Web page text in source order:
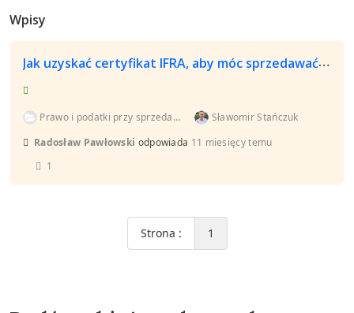
Wpisy
Jak uzyskać certyfikat IFRA, aby móc sprzedawać olejek lawendowy?
Prawo i podatki przy sprzedaży produktów z lawendy...
Sławomir Stańczuk
Radosław Pawłowski odpowiada 11 miesięcy temu
1
Strona : 1